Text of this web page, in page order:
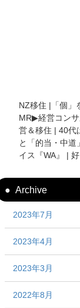
NZ移住 |「個」
MR▶︎経営コン
営＆移住 | 40代
と「的当・中道
イス『WA』 |
Archive
2023年7月
2023年4月
2023年3月
2022年8月